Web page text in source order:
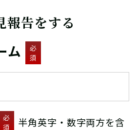
報告をする
ム
必
須
必
須
半角英字・数字両方を含